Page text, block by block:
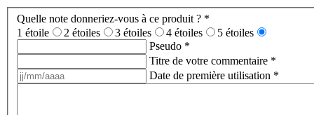
Quelle note donneriez-vous à ce produit ? *
1 étoile
2 étoiles 3 étoiles 4 étoiles
5 étoiles
Pseudo *
Titre de votre commentaire *
Date de première utilisation *